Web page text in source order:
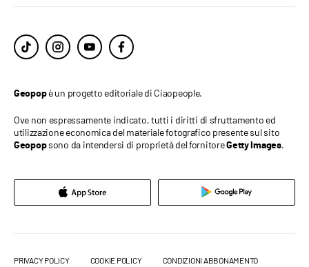
Geopopè un progetto editoriale di Ciaopeople.
Ove non espressamente indicato, tutti i diritti di sfruttamento ed
utilizzazione economica del materiale fotografico presente sul sito
Geopopsono da intendersi di proprietà del fornitoreGetty Images.
PRIVACY POLICY COOKIE POLICY CONDIZIONI ABBONAMENTO